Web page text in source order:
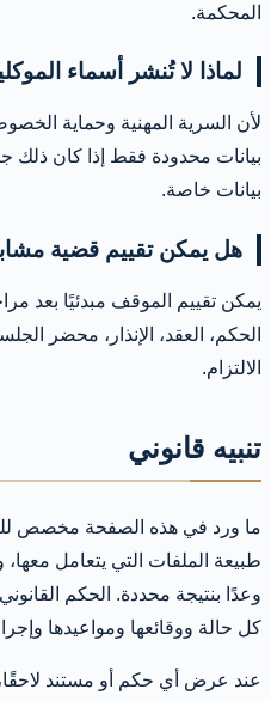
المحكمة.
لماذا لا تُنشر أسماء
لأن السرية المهنية وحماية
بيانات محدودة فقط إذا كان ذلك
بيانات خاصة.
هل يمكن تقييم قضية
يمكن تقييم الموقف مبدئيًا بعد
الحكم، العقد، الإنذار، محضر
الالتزام.
تنبيه قانوني
ما ورد في هذه الصفحة مخصص
طبيعة الملفات التي يتعامل معها،
وعدًا بنتيجة محددة. الحكم
كل حالة ووقائعها ومواعيدها
عند عرض أي حكم أو مستند